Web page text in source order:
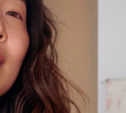
Meus aparelhos
Meus pedidos
Meus endereços
As minhas subscrições
Español
Português
Русский
繁體中文